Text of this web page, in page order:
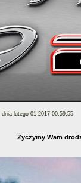
dnia lutego 01 2017 00:59:55
Życzymy Wam